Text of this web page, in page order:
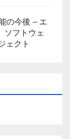
の今後 – エ
ソフトウェ
ェクト